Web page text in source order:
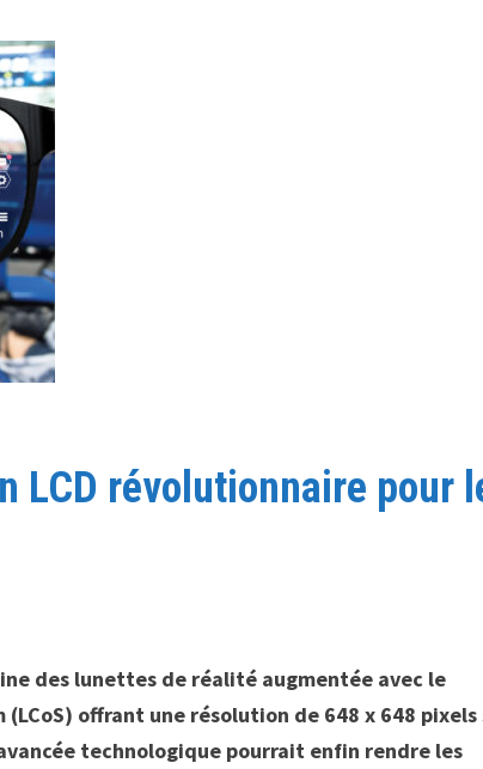
LCD révolutionnaire pour
des lunettes de réalité augmentée avec le
offrant une résolution de 648 x 648 pixels
technologique pourrait enfin rendre les